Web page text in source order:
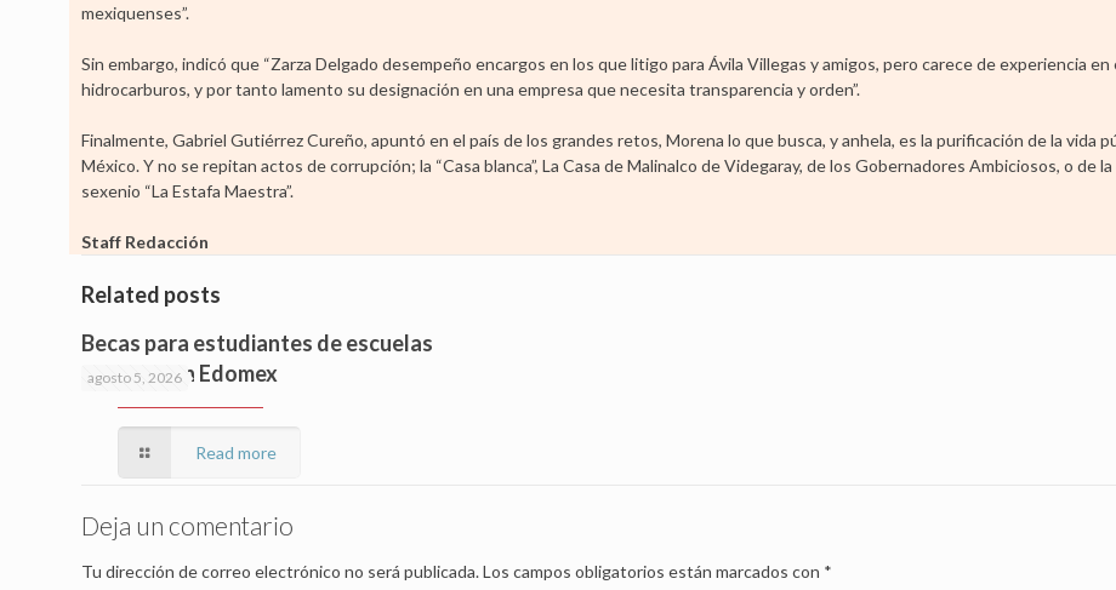
mexiquenses”.
Sin embargo, indicó que “Zarza Delgado desempeño encargos en los que litigo para Ávila Villegas y amigos, pero carece de experiencia
hidrocarburos, y por tanto lamento su designación en una empresa que necesita transparencia y orden”.
Finalmente, Gabriel Gutiérrez Cureño, apuntó en el país de los grandes retos, Morena lo que busca, y anhela, es la purificación de la vida
México. Y no se repitan actos de corrupción; la “Casa blanca”, La Casa de Malinalco de Videgaray, de los Gobernadores Ambiciosos, o de
sexenio “La Estafa Maestra”.
Staff Redacción
Related posts
agosto 5, 2026
Becas para estudiantes de escuelas
privadas en Edomex
Read more
Deja un comentario
Tu dirección de correo electrónico no será publicada.Los campos obligatorios están marcados con *